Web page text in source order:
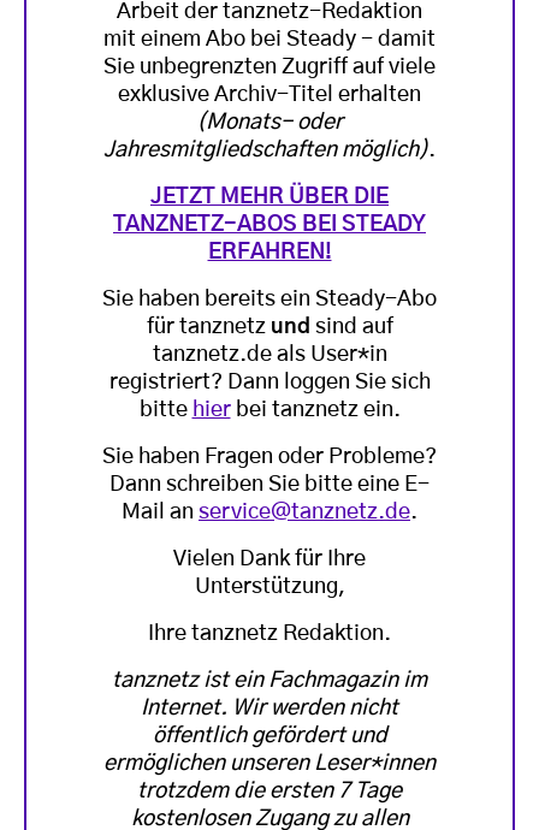
Arbeit der tanznetz-Redaktion
mit einem Abo bei Steady - damit
Sie unbegrenzten Zugriff auf viele
exklusive Archiv-Titel erhalten
(Monats- oder
Jahresmitgliedschaften möglich).
JETZT MEHR ÜBER DIE
TANZNETZ-ABOS BEI STEADY
ERFAHREN!
Sie haben bereits ein Steady-Abo
für tanznetz und sind auf
tanznetz.de als User*in
registriert? Dann loggen Sie sich
bitte hierbei tanznetz ein.
Sie haben Fragen oder Probleme?
Dann schreiben Sie bitte eine E-
Mail an service@tanznetz.de.
Vielen Dank für Ihre
Unterstützung,
Ihre tanznetz Redaktion.
tanznetz ist ein Fachmagazin im
Internet. Wir werden nicht
öffentlich gefördert und
ermöglichen unseren Leser*innen
trotzdem die ersten 7 Tage
kostenlosen Zugang zu allen